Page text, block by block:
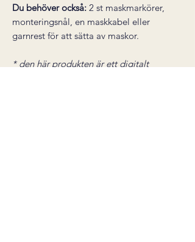
Du behöver också: 2 st maskmarkörer,
monteringsnål, en maskkabel eller
garnrest för att sätta av maskor.
* den här produkten är ett digitalt